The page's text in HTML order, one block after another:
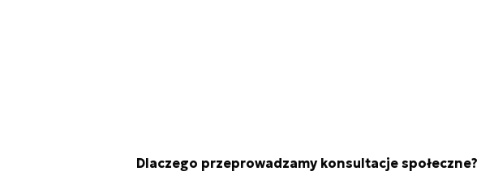
Dlaczego przeprowadzamy konsultacje społeczne?